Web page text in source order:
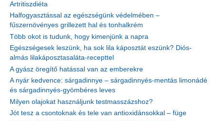
Artritiszdiéta
Halfogyasztással az egészségünk védelmében –
fűszernövényes grillezett hal és tonhalkrém
Több okot is tudunk, hogy kimenjünk a napra
Egészségesek leszünk, ha sok lila káposztát eszünk? Diós-
almás lilakáposztasaláta-recepttel
A gyász öregítő hatással van az emberekre
A nyár kedvence: sárgadinnye – sárgadinnyés-mentás limonádé
és sárgadinnyés-gyömbéres leves
Milyen olajokat használjunk testmasszázshoz?
Jót tesz a csontoknak és tele van antioxidánsokkal – füge